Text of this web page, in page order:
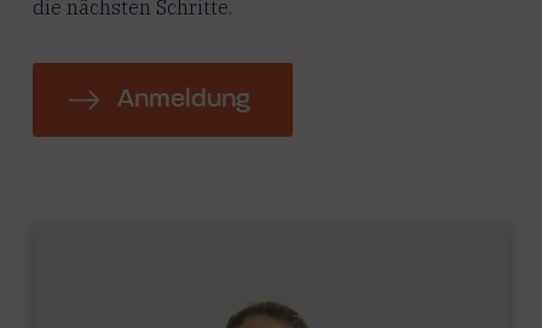
die nächsten Schritte.
Anmeldung